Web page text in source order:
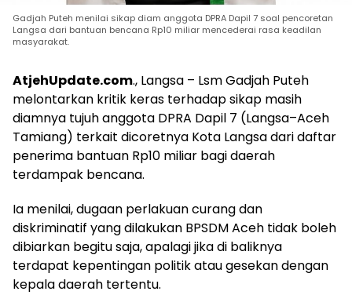
Gadjah Puteh menilai sikap diam anggota DPRA Dapil 7 soal pencoretan
Langsa dari bantuan bencana Rp10 miliar mencederai rasa keadilan
masyarakat.
AtjehUpdate.com., Langsa – Lsm Gadjah Puteh
melontarkan kritik keras terhadap sikap masih
diamnya tujuh anggota DPRA Dapil 7 (Langsa–Aceh
Tamiang) terkait dicoretnya Kota Langsa dari daftar
penerima bantuan Rp10 miliar bagi daerah
terdampak bencana.
Ia menilai, dugaan perlakuan curang dan
diskriminatif yang dilakukan BPSDM Aceh tidak boleh
dibiarkan begitu saja, apalagi jika di baliknya
terdapat kepentingan politik atau gesekan dengan
kepala daerah tertentu.